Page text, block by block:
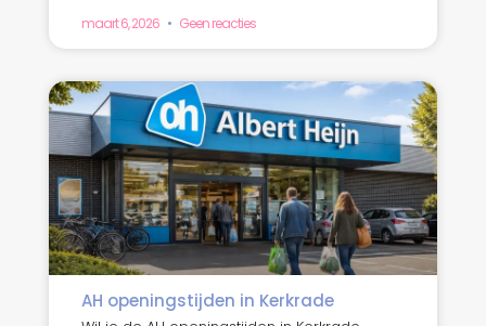
maart 6, 2026 Geen reacties
AH openingstijden in Kerkrade